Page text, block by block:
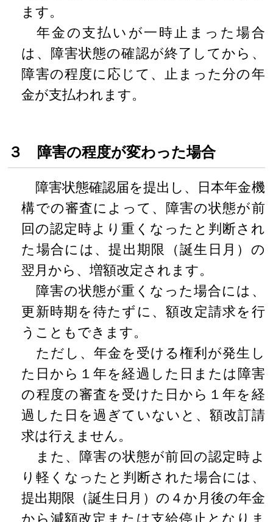
ます。
年金の支払いが一時止まった場合
は、障害状態の確認が終了してから、
障害の程度に応じて、止まった分の年
金が支払われます。
３ 障害の程度が変わった場合
障害状態確認届を提出し、日本年金機
構での審査によって、障害の状態が前
回の認定時より重くなったと判断され
た場合には、提出期限（誕生日月）の
翌月から、増額改定されます。
障害の状態が重くなった場合には、
更新時期を待たずに、額改定請求を行
うこともできます。
ただし、年金を受ける権利が発生し
た日から１年を経過した日または障害
の程度の審査を受けた日から１年を経
過した日を過ぎていないと、額改訂請
求は行えません。
また、障害の状態が前回の認定時よ
り軽くなったと判断された場合には、
提出期限（誕生日月）の４か月後の年金
から減額改定または支給停止となりま